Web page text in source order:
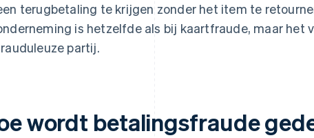
terugbetaling te krijgen zonder het item te
is hetzelfde als bij kaartfraude, maar het
partij.
wordt betalingsfraude